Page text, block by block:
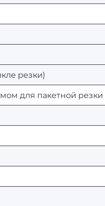
резки)
для пакетной резки